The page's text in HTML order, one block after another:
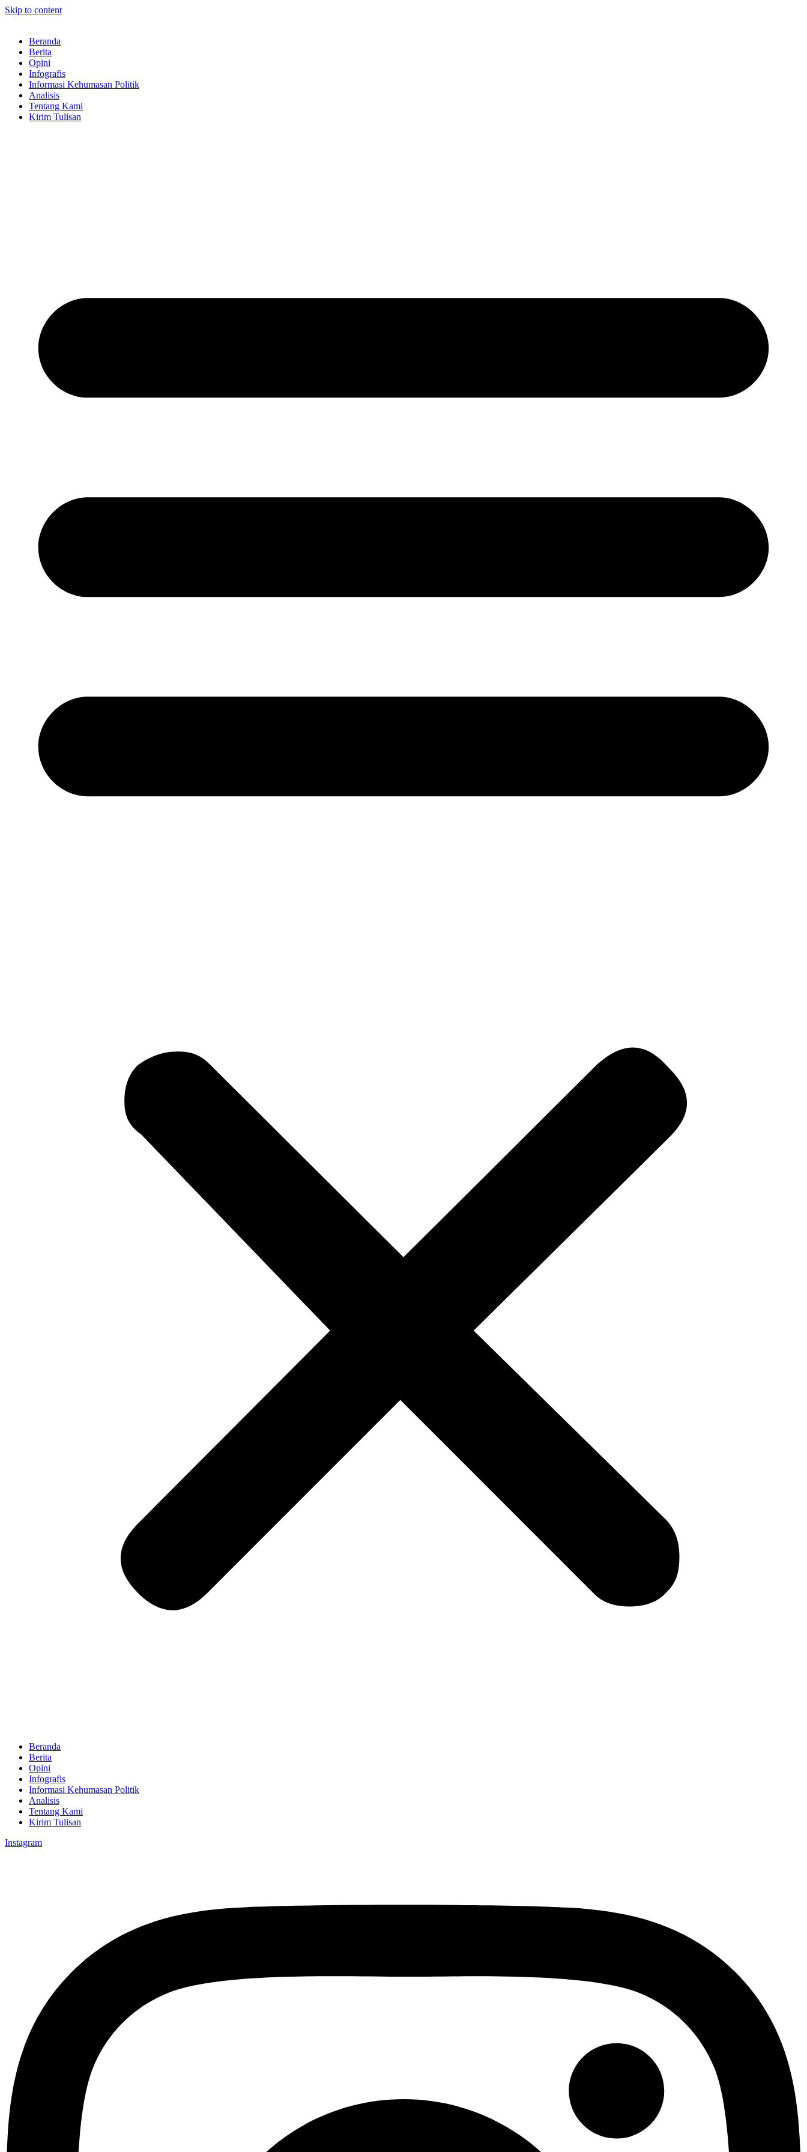
Skip to content
Beranda
Berita
Opini
Infografis
Informasi Kehumasan Politik
Analisis
Tentang Kami
Kirim Tulisan
Beranda
Berita
Opini
Infografis
Informasi Kehumasan Politik
Analisis
Tentang Kami
Kirim Tulisan
Instagram